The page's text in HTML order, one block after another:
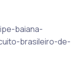
baiana-
brasileiro-de-